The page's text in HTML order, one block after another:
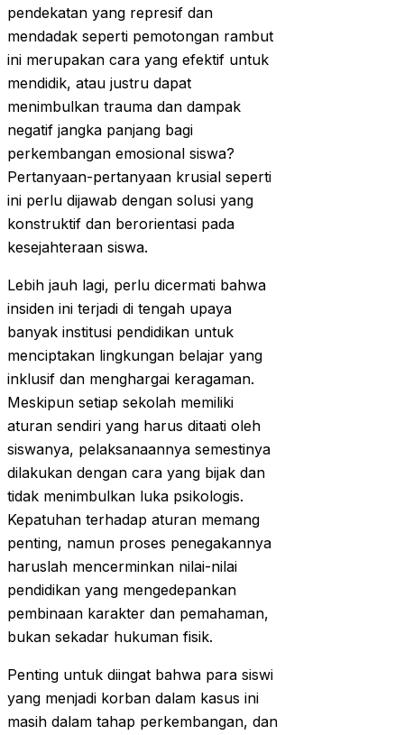
pendekatan yang represif dan
mendadak seperti pemotongan rambut
ini merupakan cara yang efektif untuk
mendidik, atau justru dapat
menimbulkan trauma dan dampak
negatif jangka panjang bagi
perkembangan emosional siswa?
Pertanyaan-pertanyaan krusial seperti
ini perlu dijawab dengan solusi yang
konstruktif dan berorientasi pada
kesejahteraan siswa.
Lebih jauh lagi, perlu dicermati bahwa
insiden ini terjadi di tengah upaya
banyak institusi pendidikan untuk
menciptakan lingkungan belajar yang
inklusif dan menghargai keragaman.
Meskipun setiap sekolah memiliki
aturan sendiri yang harus ditaati oleh
siswanya, pelaksanaannya semestinya
dilakukan dengan cara yang bijak dan
tidak menimbulkan luka psikologis.
Kepatuhan terhadap aturan memang
penting, namun proses penegakannya
haruslah mencerminkan nilai-nilai
pendidikan yang mengedepankan
pembinaan karakter dan pemahaman,
bukan sekadar hukuman fisik.
Penting untuk diingat bahwa para siswi
yang menjadi korban dalam kasus ini
masih dalam tahap perkembangan, dan